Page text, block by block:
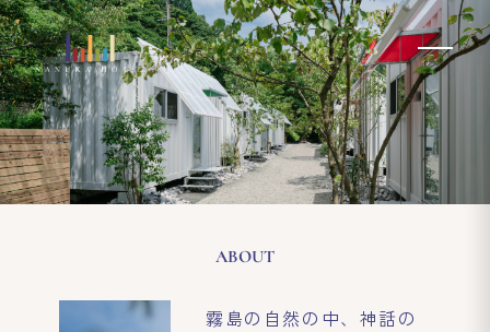
ABOUT
霧島の神話と自然に身を委ね、“こもる”時間を過ごす｜
霧島の自然の中、神話の